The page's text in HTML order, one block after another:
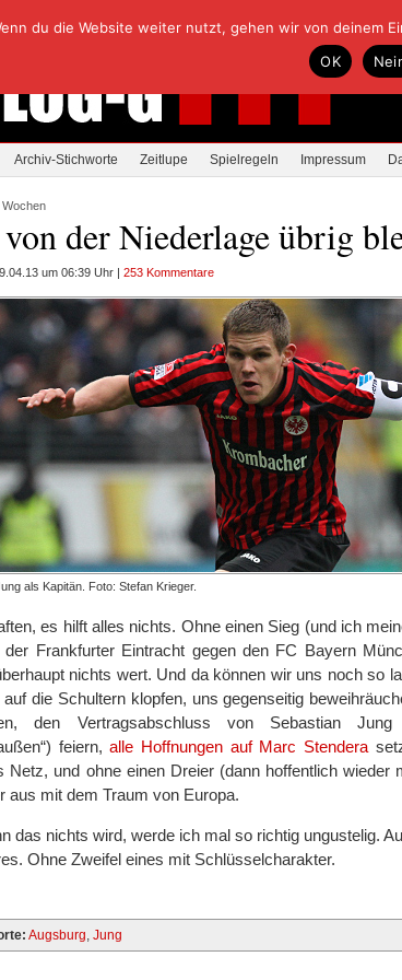
Archiv-Stichworte Zeitlupe Spielregeln Impressum
von der Niederlage übrig
um 06:39 Uhr | 253 Kommentare
als Kapitän. Foto: Stefan Krieger.
es hilft alles nichts. Ohne einen Sieg (und ich
der Frankfurter Eintracht gegen den FC Bayern
nichts wert. Und da können wir uns noch so
auf die Schultern klopfen, uns gegenseitig
den Vertragsabschluss von Sebastian
feiern,alle Hoffnungen auf Marc Stendera
Netz, und ohne einen Dreier (dann hoffentlich wieder
aus mit dem Traum von Europa.
das nichts wird, werde ich mal so richtig ungustelig.
Ohne Zweifel eines mit Schlüsselcharakter.
Augsburg, Jung
du die Website weiter nutzt, gehen wir von
OK